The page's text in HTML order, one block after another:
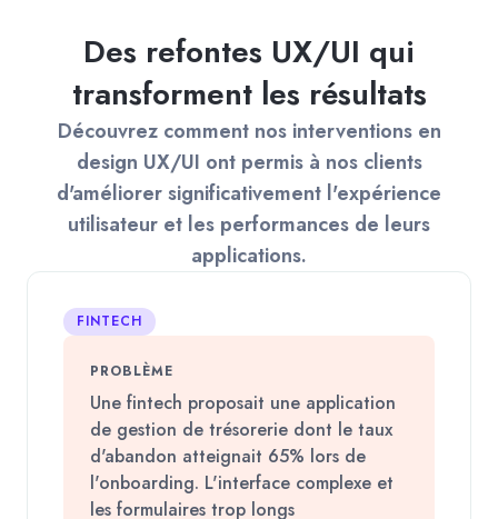
Des refontes UX/UI qui
transforment les résultats
Découvrez comment nos interventions en
design UX/UI ont permis à nos clients
d'améliorer significativement l'expérience
utilisateur et les performances de leurs
applications.
FINTECH
PROBLÈME
Une fintech proposait une application
de gestion de trésorerie dont le taux
d'abandon atteignait 65% lors de
l'onboarding. L'interface complexe et
les formulaires trop longs